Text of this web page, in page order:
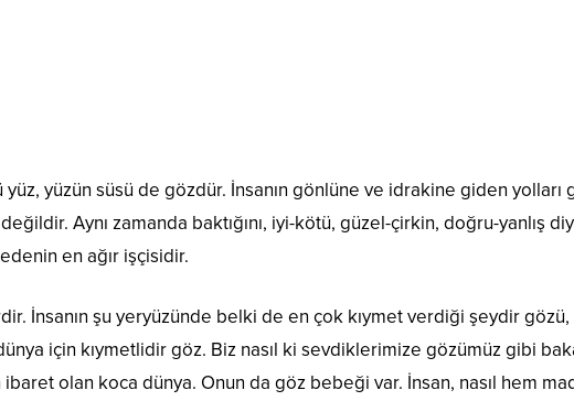
yüz, yüzün süsü de gözdür. İnsanın gönlüne ve idrakine giden
Aynı zamanda baktığını, iyi-kötü, güzel-çirkin, doğru-yanlış diye
en ağır işçisidir.
İnsanın şu yeryüzünde belki de en çok kıymet verdiği şeydir
için kıymetlidir göz. Biz nasıl ki sevdiklerimize gözümüz gibi
olan koca dünya. Onun da göz bebeği var. İnsan, nasıl hem